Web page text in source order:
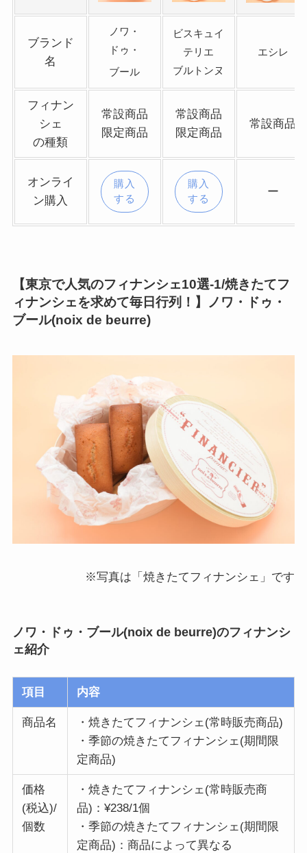
ブランド
名
ノワ・
ドゥ・
ブール
ビスキュイ
テリエ
ブルトンヌ
エシレ
フィナン
シェ
の種類
常設商品
限定商品
常設商品
限定商品
常設商品
オンライ
ン購入
購入
する
購入
する
ー
【東京で人気のフィナンシェ10選-1/焼きたてフ
ィナンシェを求めて毎日行列！】ノワ・ドゥ・
ブール(noix de beurre)
※写真は「焼きたてフィナンシェ」です
ノワ・ドゥ・ブール(noix de beurre)のフィナンシ
ェ紹介
項目 内容
商品名
・焼きたてフィナンシェ(常時販売商品)
・季節の焼きたてフィナンシェ(期間限
定商品)
価格
(税込)/
個数
・焼きたてフィナンシェ(常時販売商
品)：¥238/1個
・季節の焼きたてフィナンシェ(期間限
定商品)：商品によって異なる